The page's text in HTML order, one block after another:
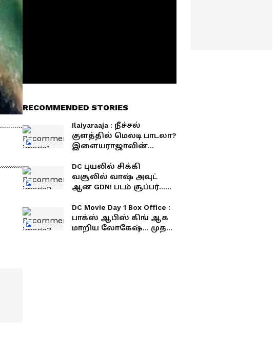
RECOMMENDED STORIES
Ilaiyaraaja : நீச்சல்
குளத்தில் மெலடி பாடலா?
இளையராஜாவின்
மணிரத்னம் படத்தில்
உருவான அடிபொலி ஹிட்
சாங்!
DC புயலில் சிக்கி
வசூலில் வாஷ் அவுட்
ஆன GDN! படம் சூப்பர்...
சுமாரா?
DC Movie Day 1 Box Office :
பாக்ஸ் ஆபிஸ் கிங் ஆக
மாறிய லோகேஷ்... முதல்